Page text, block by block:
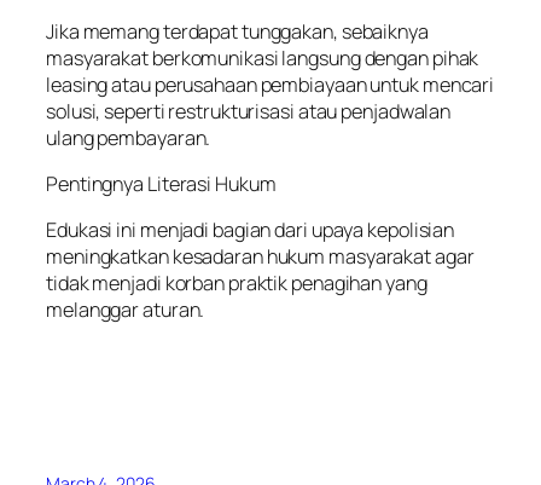
Jika memang terdapat tunggakan, sebaiknya
masyarakat berkomunikasi langsung dengan pihak
leasing atau perusahaan pembiayaan untuk mencari
solusi, seperti restrukturisasi atau penjadwalan
ulang pembayaran.
Pentingnya Literasi Hukum
Edukasi ini menjadi bagian dari upaya kepolisian
meningkatkan kesadaran hukum masyarakat agar
tidak menjadi korban praktik penagihan yang
melanggar aturan.